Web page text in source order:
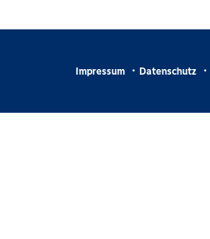
Impressum Datenschutz